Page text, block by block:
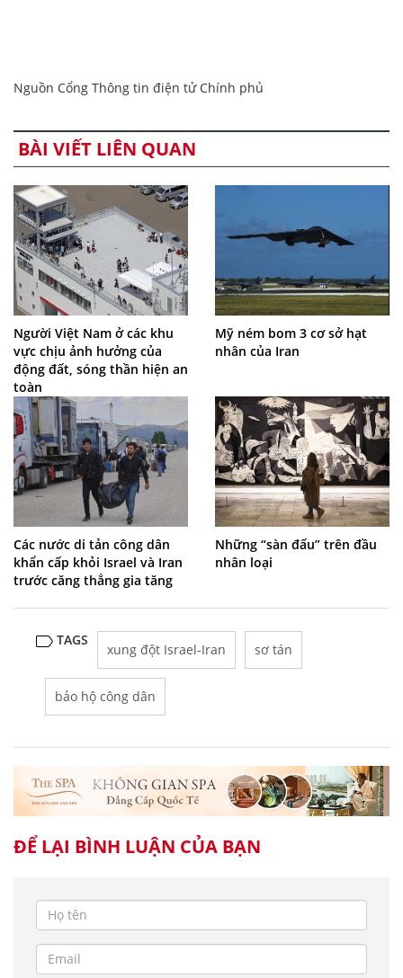
Nguồn Cổng Thông tin điện tử Chính phủ
BÀI VIẾT LIÊN QUAN
Người Việt Nam ở các khu
vực chịu ảnh hưởng của
động đất, sóng thần hiện an
toàn
Mỹ ném bom 3 cơ sở hạt
nhân của Iran
Các nước di tản công dân
khẩn cấp khỏi Israel và Iran
trước căng thẳng gia tăng
Những “sàn đấu” trên đầu
nhân loại
TAGS
xung đột Israel-Iran sơ tán
bảo hộ công dân
ĐỂ LẠI BÌNH LUẬN CỦA BẠN